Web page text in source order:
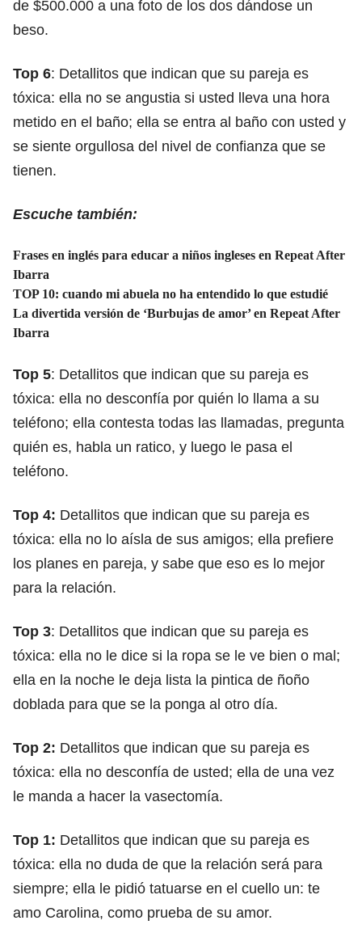
de $500.000 a una foto de los dos dándose un
beso.
Top 6: Detallitos que indican que su pareja es
tóxica: ella no se angustia si usted lleva una hora
metido en el baño; ella se entra al baño con usted y
se siente orgullosa del nivel de confianza que se
tienen.
Escuche también:
Frases en inglés para educar a niños ingleses en Repeat After
Ibarra
TOP 10: cuando mi abuela no ha entendido lo que estudié
La divertida versión de ‘Burbujas de amor’ en Repeat After
Ibarra
Top 5: Detallitos que indican que su pareja es
tóxica: ella no desconfía por quién lo llama a su
teléfono; ella contesta todas las llamadas, pregunta
quién es, habla un ratico, y luego le pasa el
teléfono.
Top 4: Detallitos que indican que su pareja es
tóxica: ella no lo aísla de sus amigos; ella prefiere
los planes en pareja, y sabe que eso es lo mejor
para la relación.
Top 3: Detallitos que indican que su pareja es
tóxica: ella no le dice si la ropa se le ve bien o mal;
ella en la noche le deja lista la pintica de ñoño
doblada para que se la ponga al otro día.
Top 2: Detallitos que indican que su pareja es
tóxica: ella no desconfía de usted; ella de una vez
le manda a hacer la vasectomía.
Top 1: Detallitos que indican que su pareja es
tóxica: ella no duda de que la relación será para
siempre; ella le pidió tatuarse en el cuello un: te
amo Carolina, como prueba de su amor.